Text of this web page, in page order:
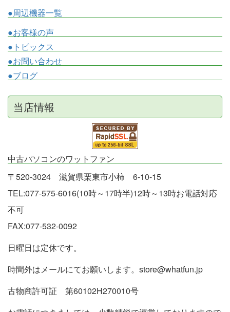
●周辺機器一覧
●お客様の声
●トピックス
●お問い合わせ
●ブログ
当店情報
中古パソコンのワットファン
〒520-3024 滋賀県栗東市小柿 6-10-15
TEL:077-575-6016(10時～17時半)12時～13時お電話対応
不可
FAX:077-532-0092
日曜日は定休です。
時間外はメールにてお願いします。store@whatfun.jp
古物商許可証 第60102H270010号